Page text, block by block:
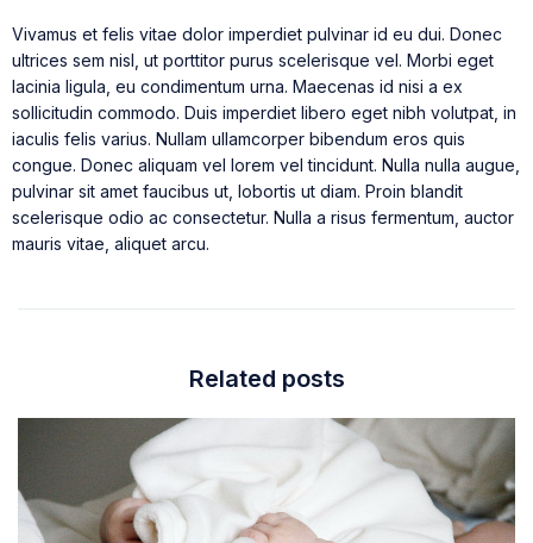
Vivamus et felis vitae dolor imperdiet pulvinar id eu dui. Donec
ultrices sem nisl, ut porttitor purus scelerisque vel. Morbi eget
lacinia ligula, eu condimentum urna. Maecenas id nisi a ex
sollicitudin commodo. Duis imperdiet libero eget nibh volutpat, in
iaculis felis varius. Nullam ullamcorper bibendum eros quis
congue. Donec aliquam vel lorem vel tincidunt. Nulla nulla augue,
pulvinar sit amet faucibus ut, lobortis ut diam. Proin blandit
scelerisque odio ac consectetur. Nulla a risus fermentum, auctor
mauris vitae, aliquet arcu.
Related posts